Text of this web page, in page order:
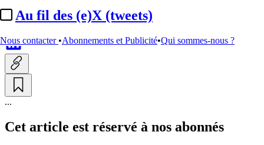
Au fil des (e)X (tweets)
Nous contacter •Abonnements et Publicité•Qui sommes-nous ?
ParJacques-Antoine Lando
...
Cet article est réservé à nos abonnés